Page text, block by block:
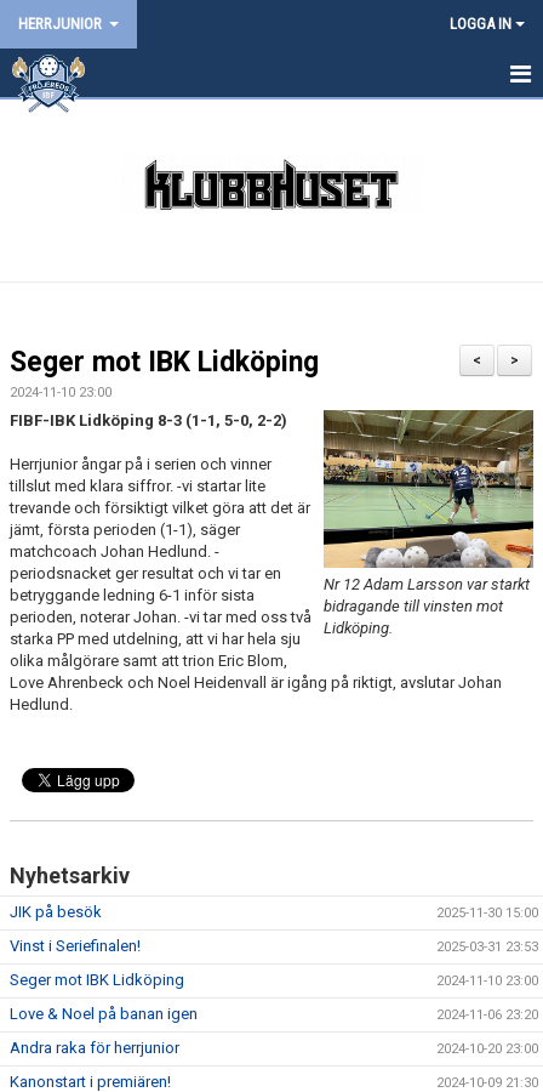
HERRJUNIOR LOGGA IN
BILDGALLERI
KONTAKT
>
<
Seger mot IBK Lidköping
2024-11-10 23:00
Nr 12 Adam Larsson var starkt
bidragande till vinsten mot
Lidköping.
FIBF-IBK Lidköping 8-3 (1-1, 5-0, 2-2)
Herrjunior ångar på i serien och vinner
tillslut med klara siffror. -vi startar lite
trevande och försiktigt vilket göra att det är
jämt, första perioden (1-1), säger
matchcoach Johan Hedlund. -
periodsnacket ger resultat och vi tar en
betryggande ledning 6-1 inför sista
perioden, noterar Johan. -vi tar med oss två
starka PP med utdelning, att vi har hela sju
olika målgörare samt att trion Eric Blom,
Love Ahrenbeck och Noel Heidenvall är igång på riktigt, avslutar Johan
Hedlund.
Nyhetsarkiv
JIK på besök 2025-11-30 15:00
Vinst i Seriefinalen! 2025-03-31 23:53
Seger mot IBK Lidköping 2024-11-10 23:00
Love & Noel på banan igen 2024-11-06 23:20
Andra raka för herrjunior 2024-10-20 23:00
Kanonstart i premiären! 2024-10-09 21:30